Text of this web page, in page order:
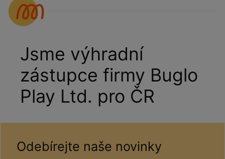
Jsme výhradní
zástupce firmy Buglo
Play Ltd. pro ČR
Odebírejte naše novinky